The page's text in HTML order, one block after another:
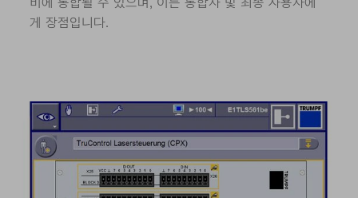
비에 통합될 수 있으며, 이는 통합자 및 최종 사용자에
게 장점입니다.